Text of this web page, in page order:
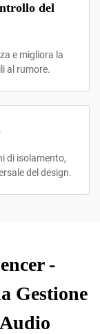
del
e migliora la
al rumore.
di isolamento,
del design.
-
Gestione